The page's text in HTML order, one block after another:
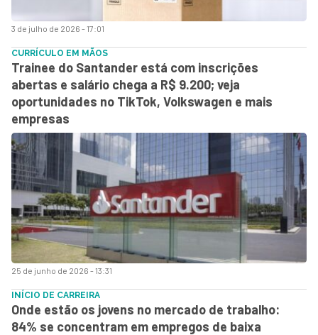
3 de julho de 2026 - 17:01
25 de junho de 2026 - 13:31
CURRÍCULO EM MÃOS
Trainee do Santander está com inscrições
abertas e salário chega a R$ 9.200; veja
oportunidades no TikTok, Volkswagen e mais
empresas
INÍCIO DE CARREIRA
Onde estão os jovens no mercado de trabalho:
84% se concentram em empregos de baixa